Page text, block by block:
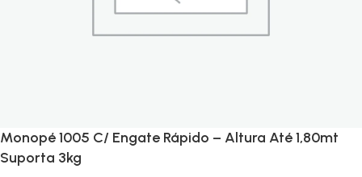
Monopé 1005 C/ Engate Rápido – Altura Até 1,80mt
Suporta 3kg